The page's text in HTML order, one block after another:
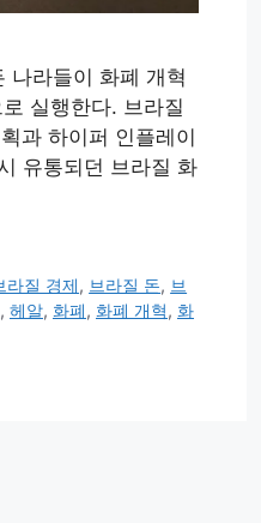
나라들이 화폐 개혁
실행한다. 브라질
과 하이퍼 인플레이
유통되던 브라질 화
라질 경제, 브라질 돈, 브
, 헤알, 화폐, 화폐 개혁, 화